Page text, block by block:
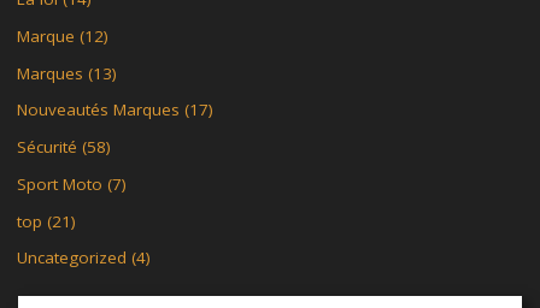
Marque (12)
Marques (13)
Nouveautés Marques (17)
Sécurité (58)
Sport Moto (7)
top (21)
Uncategorized (4)